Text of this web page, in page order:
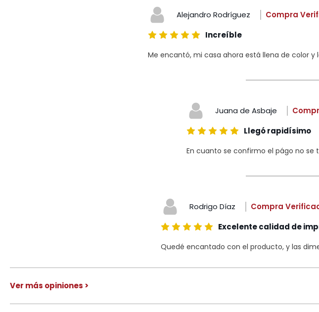
Alejandro Rodríguez
Compra
Increíble
Me encantó, mi casa ahora está llena de color
Juana de Asbaje
Llegó rapidísimo
En cuanto se confirmo el págo no se
Rodrigo Díaz
Compra
Excelente calidad de
Quedé encantado con el producto, y las
Ver más opiniones >